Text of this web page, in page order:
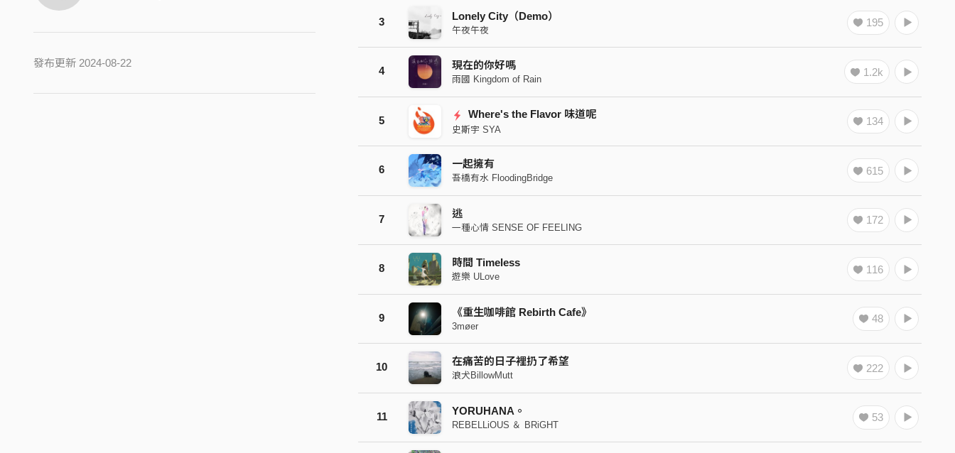
發布更新 2024-08-22
3 Lonely City（Demo）
午夜午夜
195
4 現在的你好嗎
雨國 Kingdom of Rain
1.2k
5
Where's the Flavor 味道呢
史斯宇 SYA
134
6 一起擁有
吾橋有水 FloodingBridge
615
7 逃
一種心情 SENSE OF FEELING
172
8 時間 Timeless
遊樂 ULove
116
9 《重生咖啡館 Rebirth Cafe》
3møer
48
10 在痛苦的日子裡扔了希望
浪犬BillowMutt
222
11 YORUHANA。
REBELLiOUS ＆ BRiGHT
53